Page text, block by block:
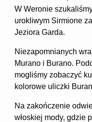
W Weronie
urokliwym Sirmione
Jeziora Garda.
Niezapomnianych
Murano i Burano.
mogliśmy zobaczyć
kolorowe uliczki
Na zakończenie
włoskiej mody, gdzie